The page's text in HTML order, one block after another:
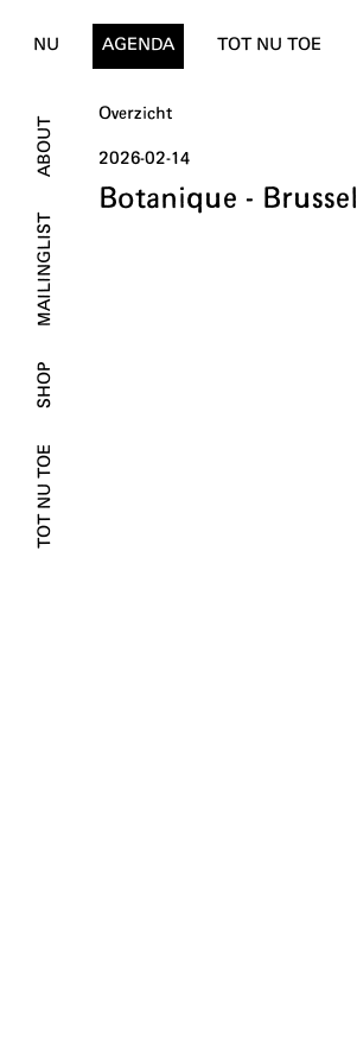
NU AGENDA TOT NU TOE
ABOUT
MAILINGLIST
SHOP
TOT NU TOE
Overzicht
2026-02-14
Botanique - Brussel